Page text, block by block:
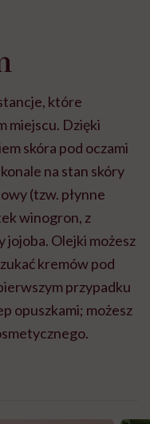
które
miejscu. Dzięki
skóra pod oczami
na stan skóry
(tzw. płynne
winogron, z
jojoba. Olejki możesz
kremów pod
przypadku
opuszkami; możesz